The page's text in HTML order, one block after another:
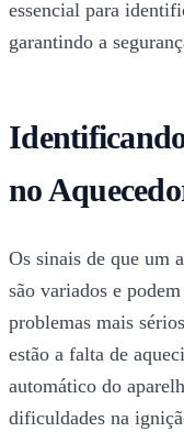
essencial para
garantindo a
no
Os sinais de que um
são variados e
problemas mais
estão a falta de
automático do
dificuldades na